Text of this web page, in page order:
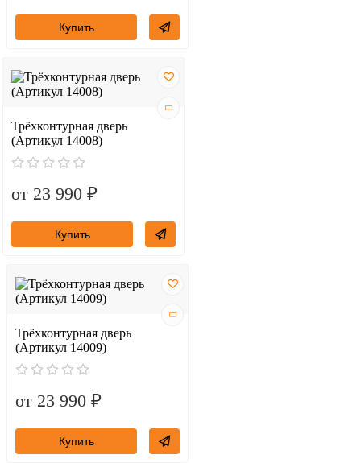
Купить
Трёхконтурная дверь
(Артикул 14008)
от 23 990 ₽
Купить
Трёхконтурная дверь
(Артикул 14009)
от 23 990 ₽
Купить